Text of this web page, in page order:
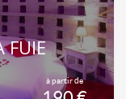
à partir de
FUIE